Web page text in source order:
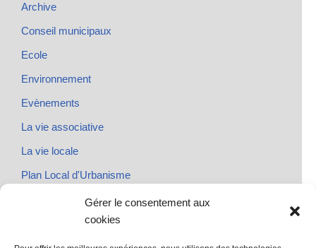
Gérer le consentement aux
cookies
Archive
Conseil municipaux
Ecole
Environnement
Evènements
La vie associative
La vie locale
Plan Local d'Urbanisme